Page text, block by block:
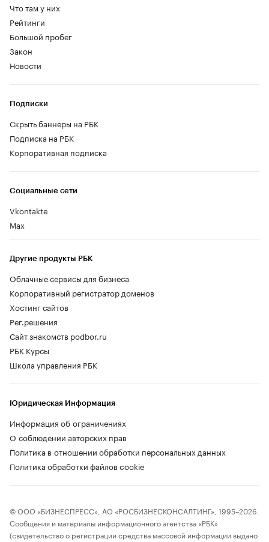
Что там у них
Рейтинги
Большой пробег
Закон
Новости
Социальные сети
Vkontakte
Max
Другие продукты РБК
Облачные сервисы для бизнеса
Корпоративный регистратор доменов
Хостинг сайтов
Рег.решения
Сайт знакомств podbor.ru
РБК Курсы
Школа управления РБК
Подписки
Скрыть баннеры на РБК
Подписка на РБК
Корпоративная подписка
Юридическая Информация
Информация об ограничениях
О соблюдении авторских прав
Политика в отношении обработки персональных данных
Политика обработки файлов cookie
© ООО «БИЗНЕСПРЕСС», АО «РОСБИЗНЕСКОНСАЛТИНГ», 1995–2026.
Сообщения и материалы информационного агентства «РБК»
(свидетельство о регистрации средства массовой информации выдано